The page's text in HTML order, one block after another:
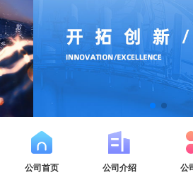
公司首页 公司介绍 公